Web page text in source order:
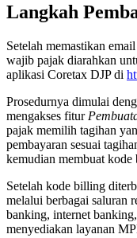
Langkah
Setelah memastikan
wajib pajak diarahkan
aplikasi Coretax DJP di
Prosedurnya dimulai
mengakses fitur
pajak memilih tagihan
pembayaran sesuai
kemudian membuat kode
Setelah kode billing
melalui berbagai saluran
banking, internet
menyediakan layanan